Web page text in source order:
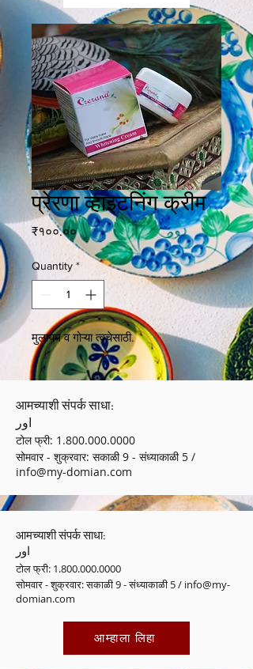
प्रेरणा व्हाइटनिंग क्रीम
₹१००.००Price
Quantity *
मुलायम व गोऱ्या त्वचेसाठी.
आमच्याशी संपर्क साधा:
اور
टोल फ्री: 1.800.000.0000
सोमवार - शुक्रवार: सकाळी 9 - संध्याकाळी 5 /
info@my-domian.com
आमच्याशी संपर्क साधा:
اور
टोल फ्री: 1.800.000.0000
सोमवार - शुक्रवार: सकाळी 9 - संध्याकाळी 5 / info@my-
domian.com
आम्हाला लिहा